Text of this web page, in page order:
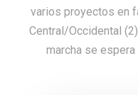
varios proyectos en
Central/Occidental
marcha se